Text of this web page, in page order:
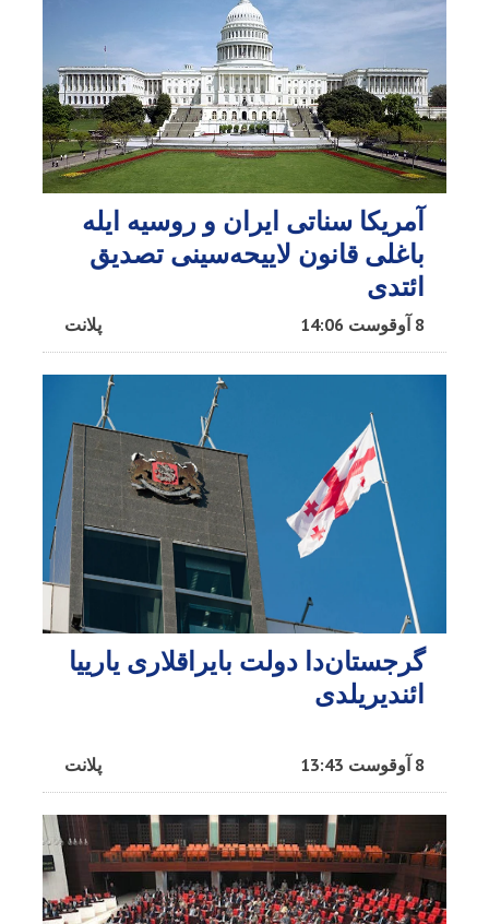
آمریکا سناتی ایران و روسیه ایله
باغلی قانون لاییحه‌سینی تصدیق
ائتدی
پلانت 8 آوقوست 14:06
گرجستان‌دا دولت بایراقلاری یارییا
ائندیریلدی
پلانت 8 آوقوست 13:43